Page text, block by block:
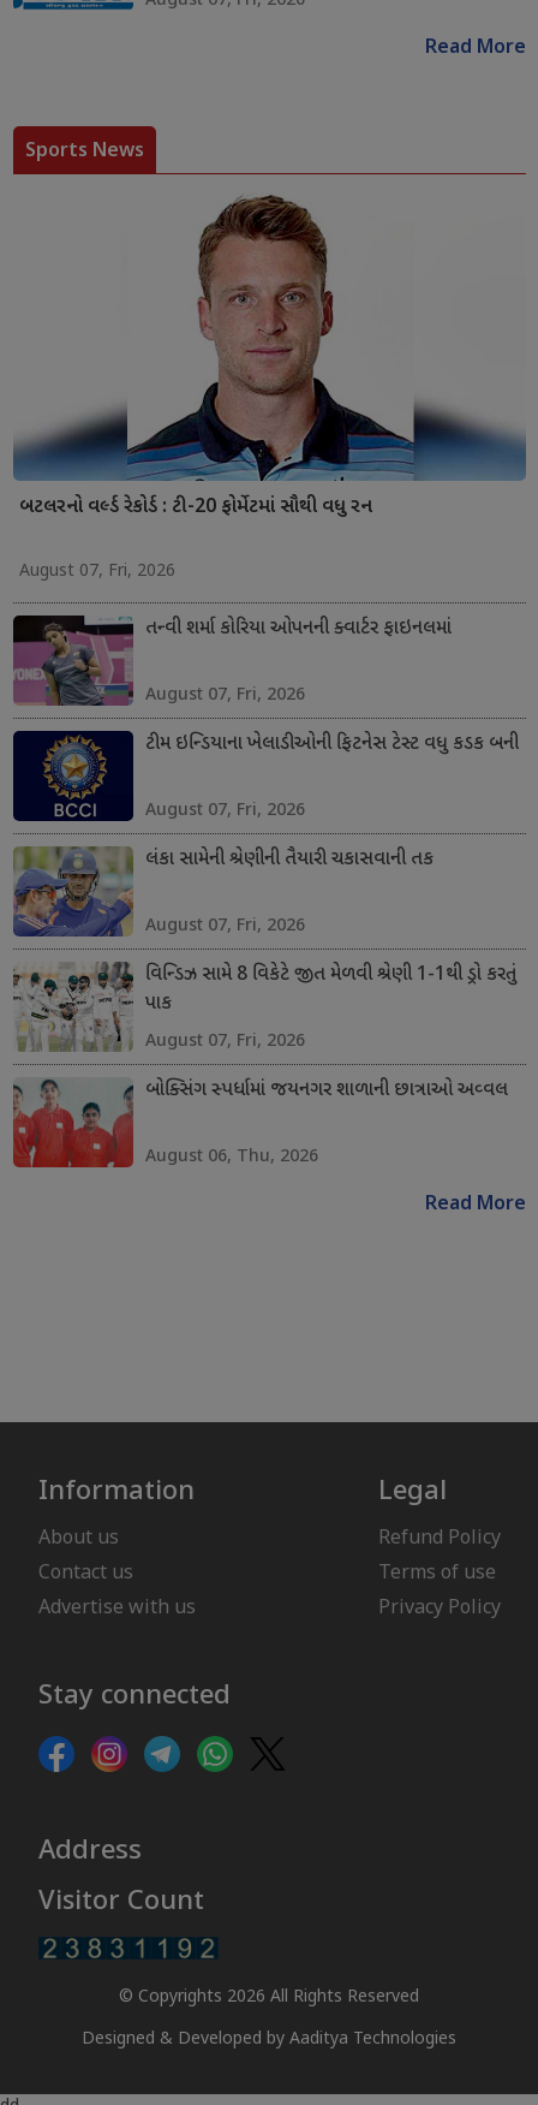
Read More
Sports News
બટલરનો વર્લ્ડ રેકોર્ડ : ટી-20 ફોર્મેટમાં સૌથી વધુ રન
August 07, Fri, 2026
તન્વી શર્મા કોરિયા ઓપનની ક્વાર્ટર ફાઇનલમાં
August 07, Fri, 2026
ટીમ ઇન્ડિયાના ખેલાડીઓની ફિટનેસ ટેસ્ટ વધુ કડક બની
August 07, Fri, 2026
લંકા સામેની શ્રેણીની તૈયારી ચકાસવાની તક
August 07, Fri, 2026
વિન્ડિઝ સામે 8 વિકેટે જીત મેળવી શ્રેણી 1-1થી ડ્રો કરતું
પાક
August 07, Fri, 2026
બોક્સિંગ સ્પર્ધામાં જયનગર શાળાની છાત્રાઓ અવ્વલ
August 06, Thu, 2026
Read More
Information
About us
Contact us
Advertise with us
Legal
Refund Policy
Terms of use
Privacy Policy
Stay connected
Address
Visitor Count
© Copyrights 2026 All Rights Reserved
Designed & Developed by Aaditya Technologies